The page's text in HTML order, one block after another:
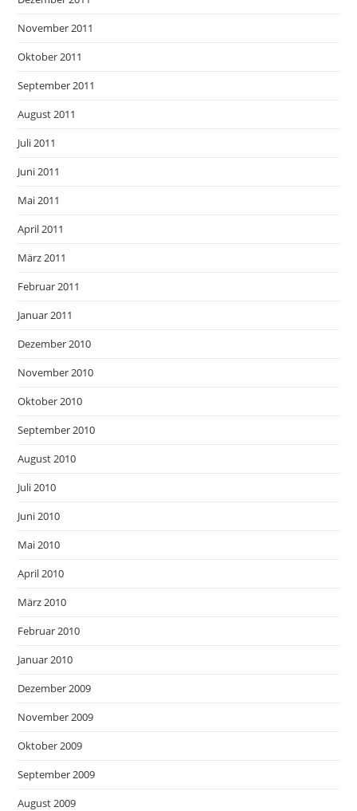
November 2011
Oktober 2011
September 2011
August 2011
Juli 2011
Juni 2011
Mai 2011
April 2011
März 2011
Februar 2011
Januar 2011
Dezember 2010
November 2010
Oktober 2010
September 2010
August 2010
Juli 2010
Juni 2010
Mai 2010
April 2010
März 2010
Februar 2010
Januar 2010
Dezember 2009
November 2009
Oktober 2009
September 2009
August 2009